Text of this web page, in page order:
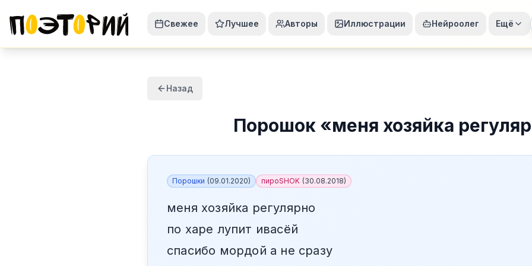
Свежее Лучшее Авторы Иллюстрации Нейроолег Ещё
Назад
Порошок«меня хозяйка
Порошки (09.01.2020) пироSHOK (30.08.2018)
меня хозяйка регулярно
по харе лупит ивасёй
спасибо мордой а не сразу